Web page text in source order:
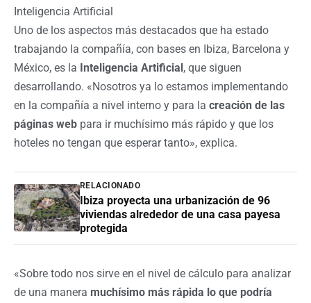
Inteligencia Artificial
Uno de los aspectos más destacados que ha estado
trabajando la compañía, con bases en Ibiza, Barcelona y
México, es la Inteligencia Artificial, que siguen
desarrollando. «Nosotros ya lo estamos implementando
en la compañía a nivel interno y para la creación de las
páginas web para ir muchísimo más rápido y que los
hoteles no tengan que esperar tanto», explica.
RELACIONADO
Ibiza proyecta una urbanización de 96
viviendas alrededor de una casa payesa
protegida
«Sobre todo nos sirve en el nivel de cálculo para analizar
de una manera muchísimo más rápida lo que podría